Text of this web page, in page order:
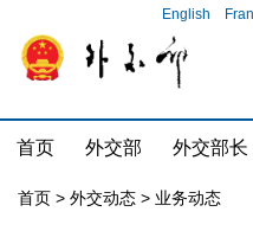
English
首页 外交部 外交部长
首页 > 外交动态 > 业务动态